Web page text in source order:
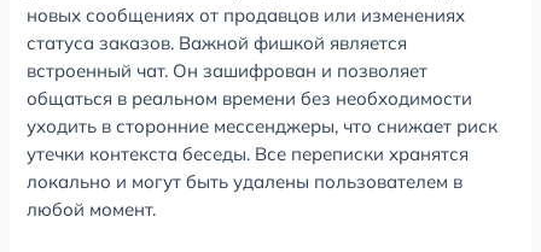
новых сообщениях от продавцов или изменениях
статуса заказов. Важной фишкой является
встроенный чат. Он зашифрован и позволяет
общаться в реальном времени без необходимости
уходить в сторонние мессенджеры, что снижает риск
утечки контекста беседы. Все переписки хранятся
локально и могут быть удалены пользователем в
любой момент.